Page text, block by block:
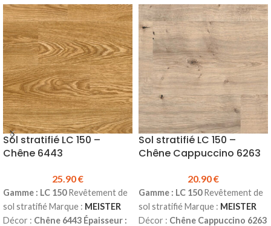
manuel qu'au nettoyage à la
machine.
Ne laisse aucun résidu ternissant
ou glissant en surface.
Produit en stock
Bidon de 1L
Prix TTC à l'unité :20.00 €Fiche
Technique Bona Cleaner
– lourd) | 33 (commercial – fort)4
chanfreins
Colisage : 1.20 m² (13
lames)Prix TTC au m² :
43.00 €
Fiche technique sol stratifié
bâton rompu 12 mm Plinthes,
sous-couches & seuils
disponibles en stock.
Sol stratifié LC 150 –
Chêne 6443
25.90€
Gamme : LC 150Revêtement de
sol stratifié Marque : MEISTER
Décor : Chêne 6443 Épaisseur :
Sol stratifié LC 150 –
Chêne Cappuccino 6263
20.90€
Gamme : LC 150Revêtement de
sol stratifié Marque : MEISTER
Décor : Chêne Cappuccino 6263